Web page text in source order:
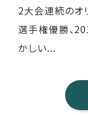
2大会連続のオ
選手権優勝、
かしい...